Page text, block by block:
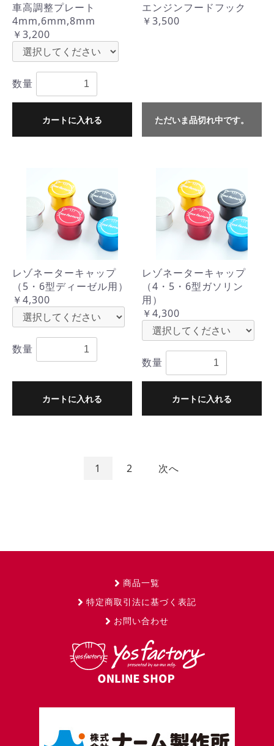
車高調整プレート
4mm,6mm,8mm
￥3,200
数量
カートに入れる
エンジンフードフック
￥3,500
ただいま品切れ中です。
レゾネーターキャップ
（5・6型ディーゼル用）
￥4,300
数量
カートに入れる
レゾネーターキャップ
（4・5・6型ガソリン
用）
￥4,300
数量
カートに入れる
1 2 次へ
商品一覧
特定商取引法に基づく表記
お問い合わせ